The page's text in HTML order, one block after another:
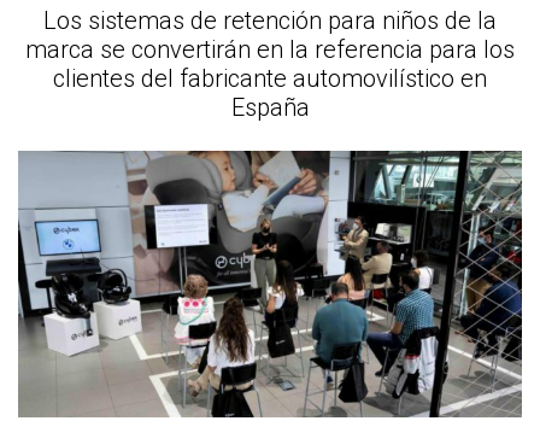
Los sistemas de retención para niños de la
marca se convertirán en la referencia para los
clientes del fabricante automovilístico en
España